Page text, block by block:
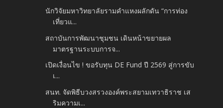
นักวิจัยมหาวิทยาลัยรามคำแหงผลักดัน “การท่อง
เที่ยวแ...
สถาบันการพัฒนาชุมชน เดินหน้าขยายผล
มาตรฐานระบบการจ...
เปิดเงื่อนไข ! ขอรับทุน DE Fund ปี 2569 สู่การขับ
เ...
สนท. จัดพิธีบวงสรวงองค์พระสยามเทวาธิราช เส
ริมความเ...